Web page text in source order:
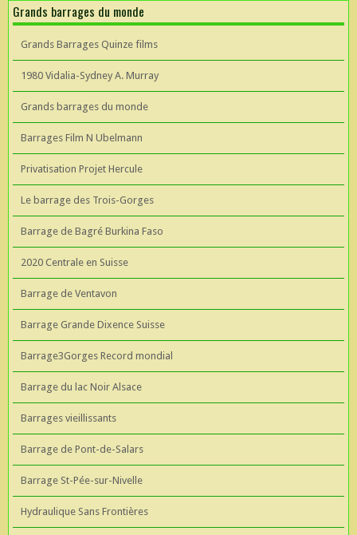
Grands barrages du monde
Grands Barrages Quinze films
1980 Vidalia-Sydney A. Murray
Grands barrages du monde
Barrages Film N Ubelmann
Privatisation Projet Hercule
Le barrage des Trois-Gorges
Barrage de Bagré Burkina Faso
2020 Centrale en Suisse
Barrage de Ventavon
Barrage Grande Dixence Suisse
Barrage3Gorges Record mondial
Barrage du lac Noir Alsace
Barrages vieillissants
Barrage de Pont-de-Salars
Barrage St-Pée-sur-Nivelle
Hydraulique Sans Frontières